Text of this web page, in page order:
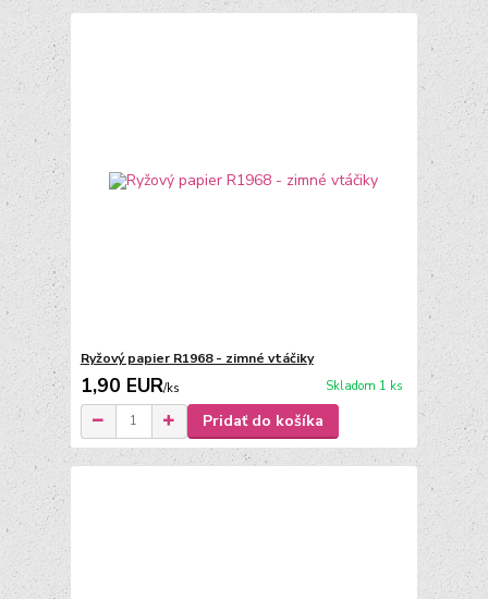
Ryžový papier R1968 - zimné vtáčiky
1,90 EUR/ks Skladom 1 ks
Pridať do košíka